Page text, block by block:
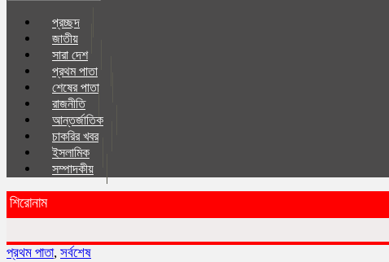
প্রচ্ছদ
জাতীয়
সারা দেশ
প্রথম পাতা
শেষের পাতা
রাজনীতি
আন্তর্জাতিক
চাকরির খবর
ইসলা‌মিক
সম্পাদকীয়
শিরোনাম
প্রথম পাতা, সর্বশেষ